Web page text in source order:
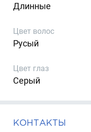
Длинные
Цвет волос
Русый
Цвет глаз
Серый
КОНТАКТЫ